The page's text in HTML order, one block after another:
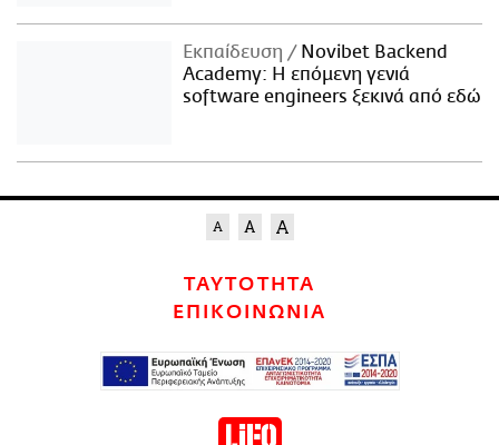
Εκπαίδευση
Novibet Backend
Academy: Η επόμενη γενιά
software engineers ξεκινά από εδώ
ΤΑΥΤΟΤΗΤΑ
ΕΠΙΚΟΙΝΩΝΙΑ